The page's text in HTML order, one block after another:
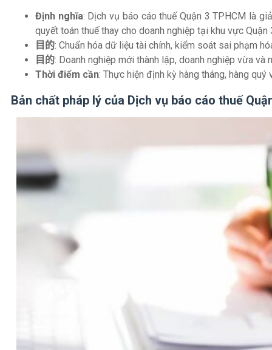
Định nghĩa: Dịch vụ báo cáo thuế Quận 3 TPHCM là
quyết toán thuế thay cho doanh nghiệp tại khu vực Quận
目的: Chuẩn hóa dữ liệu tài chính, kiểm soát sai phạm
目的: Doanh nghiệp mới thành lập, doanh nghiệp vừa
Thời điểm cần: Thực hiện định kỳ hàng tháng, hàng
Bản chất pháp lý của Dịch vụ báo cáo thuế